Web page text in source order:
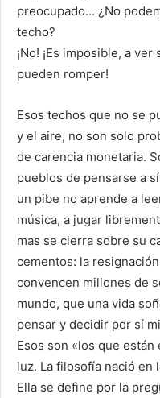
preocupado… ¿No
techo?
¡No! ¡Es imposible, a
pueden romper!
Esos techos que no se
y el aire, no son solo
de carencia monetaria.
pueblos de pensarse a
un pibe no aprende a
música, a jugar
mas se cierra sobre su
cementos: la
convencen millones de
mundo, que una vida
pensar y decidir por sí
Esos son «los que
luz. La filosofía nació en
Ella se define por la